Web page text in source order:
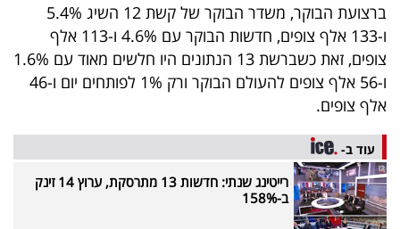
ברצועת הבוקר, משדר הבוקר של קשת 12 השיג 5.4%
ו-133 אלף צופים, חדשות הבוקר עם 4.6% ו-113 אלף
צופים, זאת כשברשת 13 הנתונים היו חלשים מאוד עם 1.6%
ו-56 אלף צופים להעולם הבוקר ורק 1% לפותחים יום ו-46
אלף צופים.
עוד ב-
רייטינג שנתי: חדשות 13 מתרסקת, ערוץ 14 זינק
ב-158%